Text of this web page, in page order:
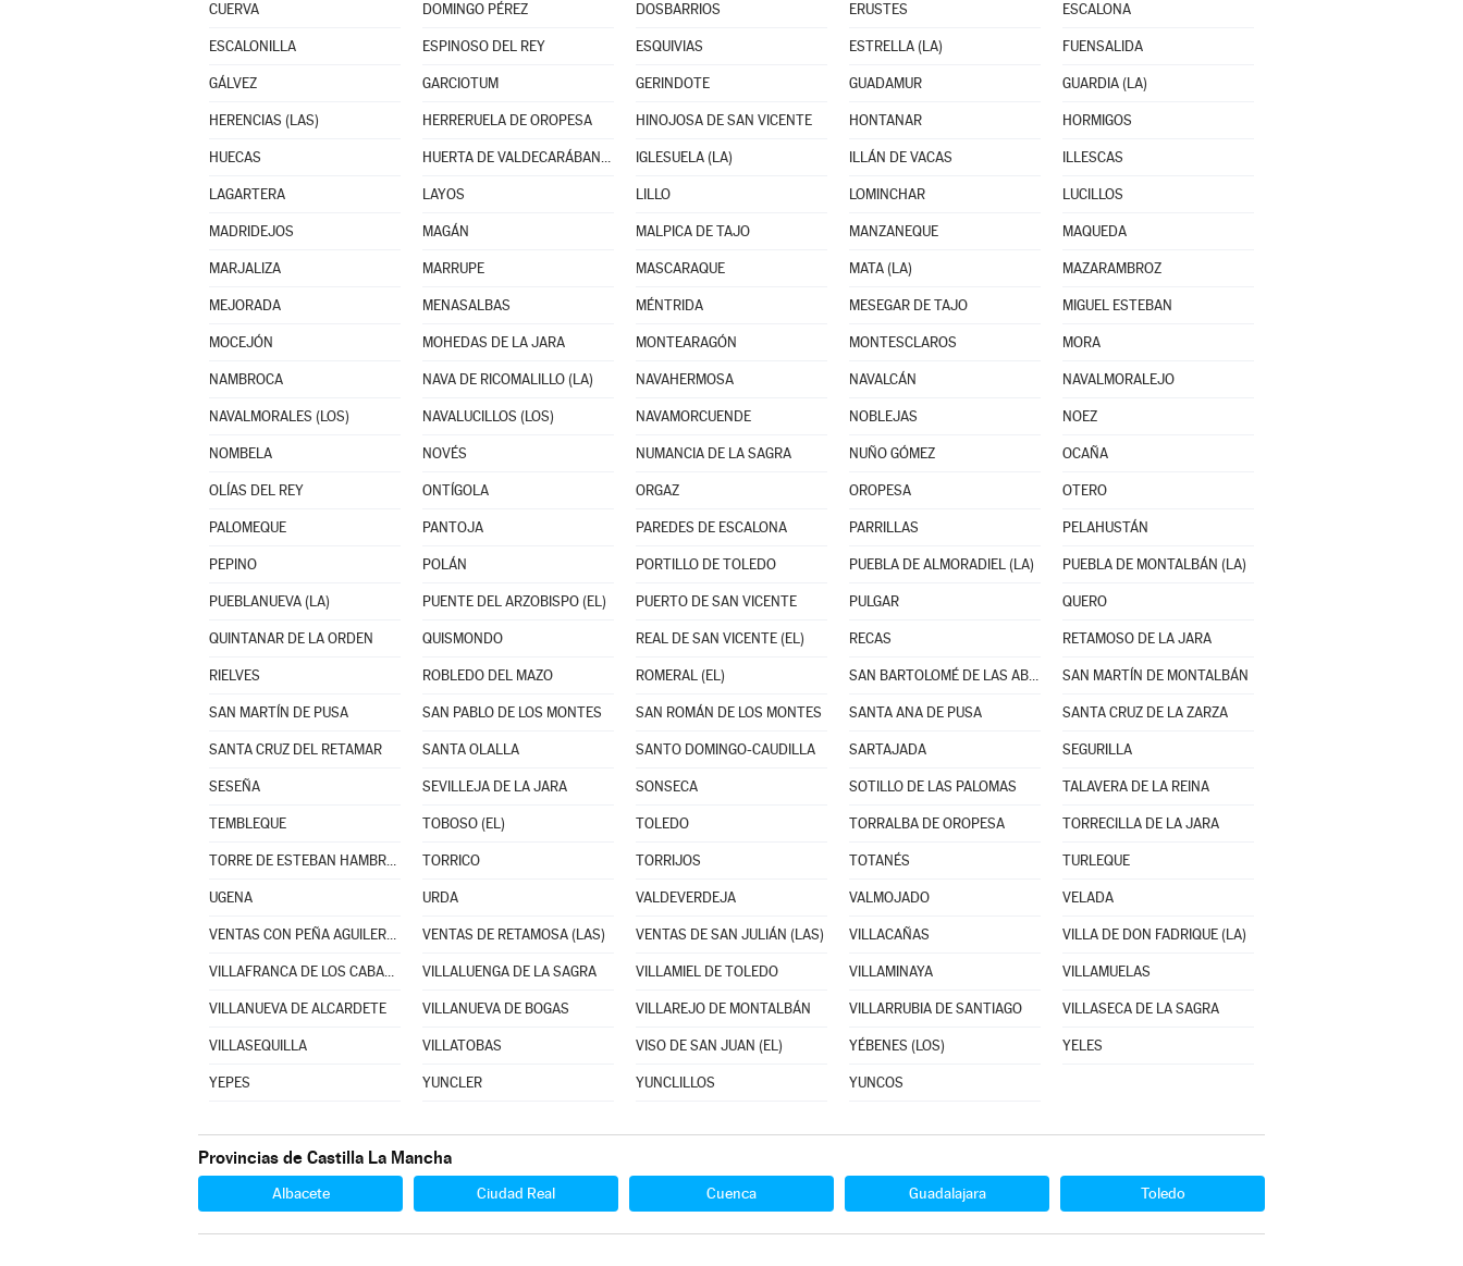
CUERVA DOMINGO PÉREZ DOSBARRIOS ERUSTES ESCALONA
ESCALONILLA ESPINOSO DEL REY ESQUIVIAS ESTRELLA (LA) FUENSALIDA
GÁLVEZ GARCIOTUM GERINDOTE GUADAMUR GUARDIA (LA)
HERENCIAS (LAS) HERRERUELA DE OROPESA HINOJOSA DE SAN VICENTE HONTANAR HORMIGOS
HUECAS HUERTA DE VALDECARÁBANOS IGLESUELA (LA) ILLÁN DE VACAS ILLESCAS
LAGARTERA LAYOS LILLO LOMINCHAR LUCILLOS
MADRIDEJOS MAGÁN MALPICA DE TAJO MANZANEQUE MAQUEDA
MARJALIZA MARRUPE MASCARAQUE MATA (LA) MAZARAMBROZ
MEJORADA MENASALBAS MÉNTRIDA MESEGAR DE TAJO MIGUEL ESTEBAN
MOCEJÓN MOHEDAS DE LA JARA MONTEARAGÓN MONTESCLAROS MORA
NAMBROCA NAVA DE RICOMALILLO (LA) NAVAHERMOSA NAVALCÁN NAVALMORALEJO
NAVALMORALES (LOS) NAVALUCILLOS (LOS) NAVAMORCUENDE NOBLEJAS NOEZ
NOMBELA NOVÉS NUMANCIA DE LA SAGRA NUÑO GÓMEZ OCAÑA
OLÍAS DEL REY ONTÍGOLA ORGAZ OROPESA OTERO
PALOMEQUE PANTOJA PAREDES DE ESCALONA PARRILLAS PELAHUSTÁN
PEPINO POLÁN PORTILLO DE TOLEDO PUEBLA DE ALMORADIEL (LA) PUEBLA DE MONTALBÁN (LA)
PUEBLANUEVA (LA) PUENTE DEL ARZOBISPO (EL) PUERTO DE SAN VICENTE PULGAR QUERO
QUINTANAR DE LA ORDEN QUISMONDO REAL DE SAN VICENTE (EL) RECAS RETAMOSO DE LA JARA
RIELVES ROBLEDO DEL MAZO ROMERAL (EL) SAN BARTOLOMÉ DE LAS ABIERTAS SAN MARTÍN DE MONTALBÁN
SAN MARTÍN DE PUSA SAN PABLO DE LOS MONTES SAN ROMÁN DE LOS MONTES SANTA ANA DE PUSA SANTA CRUZ DE LA ZARZA
SANTA CRUZ DEL RETAMAR SANTA OLALLA SANTO DOMINGO-CAUDILLA SARTAJADA SEGURILLA
SESEÑA SEVILLEJA DE LA JARA SONSECA SOTILLO DE LAS PALOMAS TALAVERA DE LA REINA
TEMBLEQUE TOBOSO (EL) TOLEDO TORRALBA DE OROPESA TORRECILLA DE LA JARA
TORRE DE ESTEBAN HAMBRÁN (LA) TORRICO TORRIJOS TOTANÉS TURLEQUE
UGENA URDA VALDEVERDEJA VALMOJADO VELADA
VENTAS CON PEÑA AGUILERA (LAS) VENTAS DE RETAMOSA (LAS) VENTAS DE SAN JULIÁN (LAS) VILLACAÑAS VILLA DE DON FADRIQUE (LA)
VILLAFRANCA DE LOS CABALLEROS VILLALUENGA DE LA SAGRA VILLAMIEL DE TOLEDO VILLAMINAYA VILLAMUELAS
VILLANUEVA DE ALCARDETE VILLANUEVA DE BOGAS VILLAREJO DE MONTALBÁN VILLARRUBIA DE SANTIAGO VILLASECA DE LA SAGRA
VILLASEQUILLA VILLATOBAS VISO DE SAN JUAN (EL) YÉBENES (LOS) YELES
YEPES YUNCLER YUNCLILLOS YUNCOS
Provincias de Castilla La Mancha
Albacete Ciudad Real Cuenca Guadalajara Toledo